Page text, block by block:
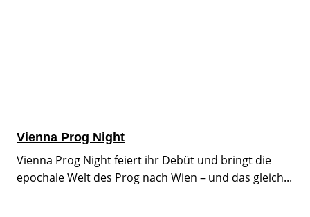
Vienna Prog Night
Vienna Prog Night feiert ihr Debüt und bringt die
epochale Welt des Prog nach Wien – und das gleich...